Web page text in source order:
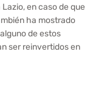
en caso de que
ha mostrado
de estos
ser reinvertidos en